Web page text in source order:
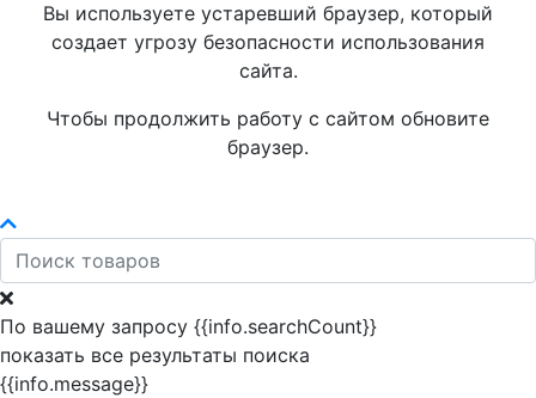
Вы используете устаревший браузер, который
создает угрозу безопасности использования
сайта.
Чтобы продолжить работу с сайтом обновите
браузер.
По вашему запросу {{info.searchCount}}
показать все результаты поиска
{{info.message}}